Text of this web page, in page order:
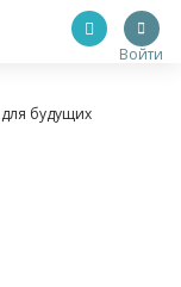
Войти
для будущих